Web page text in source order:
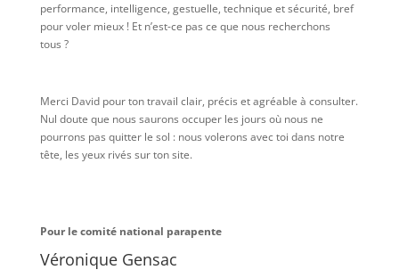
performance, intelligence, gestuelle, technique et sécurité, bref
pour voler mieux ! Et n’est-ce pas ce que nous recherchons
tous ?
Merci David pour ton travail clair, précis et agréable à consulter.
Nul doute que nous saurons occuper les jours où nous ne
pourrons pas quitter le sol : nous volerons avec toi dans notre
tête, les yeux rivés sur ton site.
Pour le comité national parapente
Véronique Gensac